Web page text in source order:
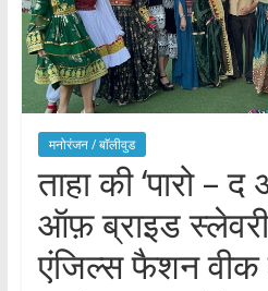
मनोरंजन / बाॅलीवुड
ताहा की ‘पारो –
ऑफ़ ब्राइड
एंजिल्स फैशन वीक